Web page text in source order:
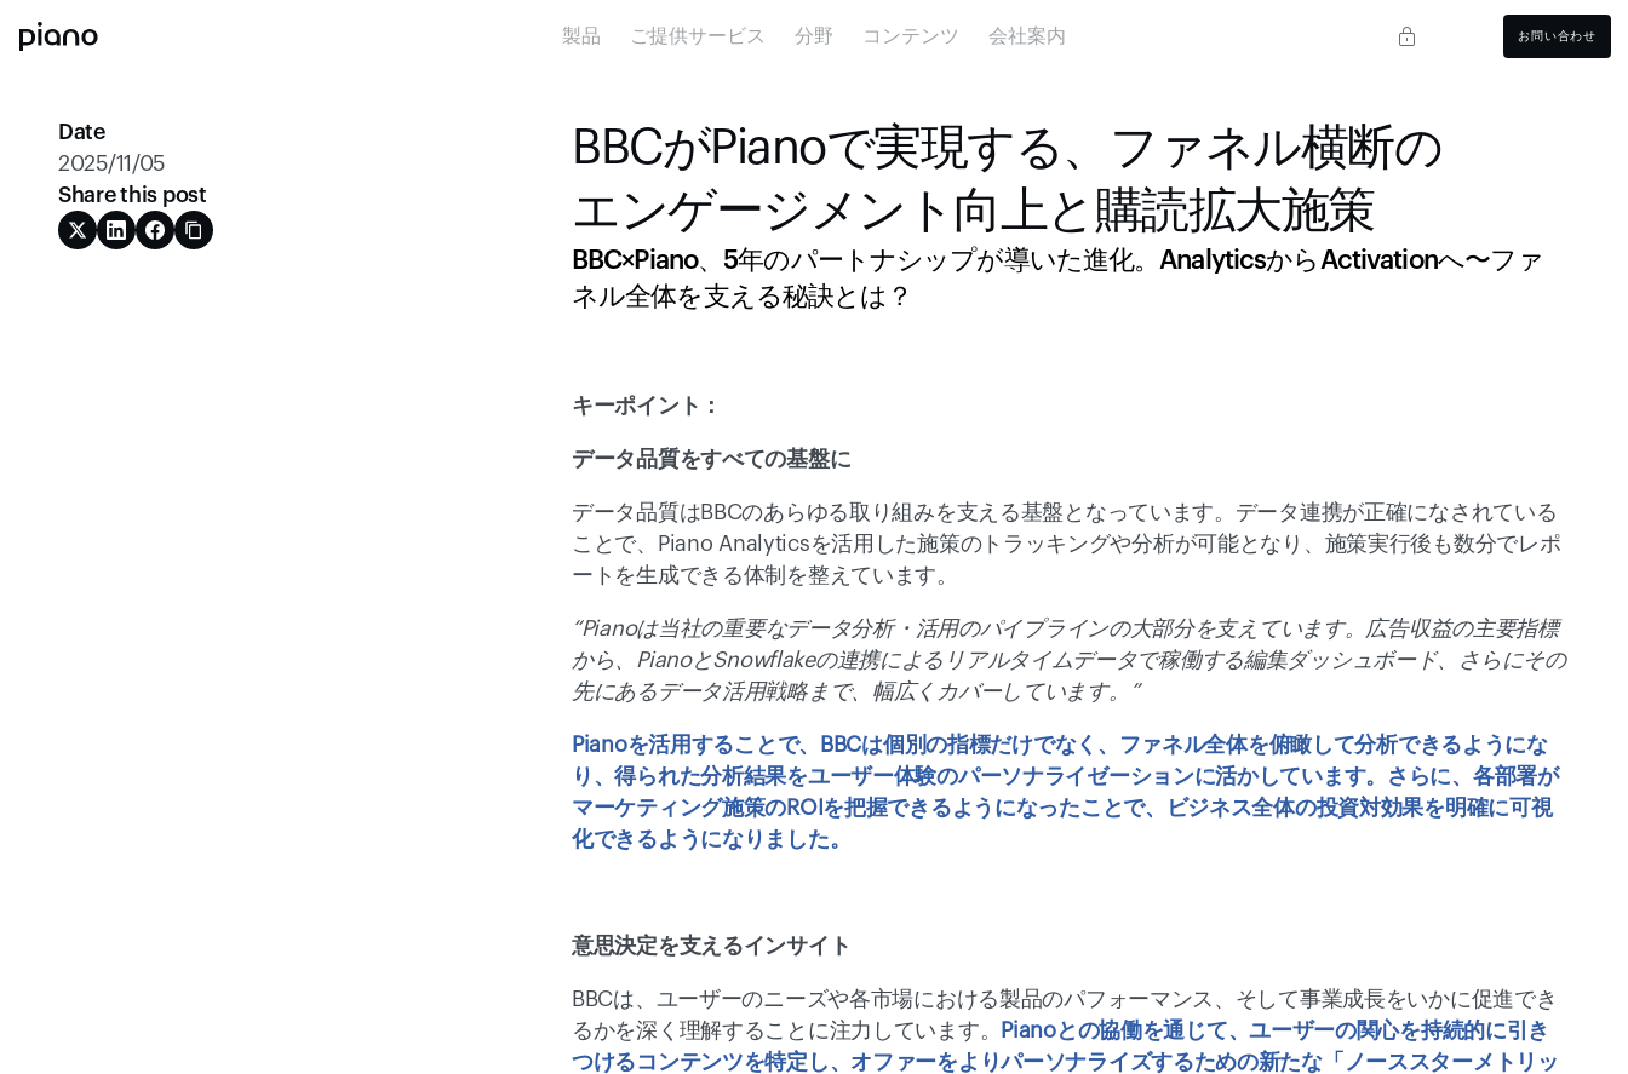
製品 ご提供サービス 分野 コンテンツ 会社案内 お問い合わせ
Date
2025/11/05
Share this post
BBCがPianoで実現する、ファネル横断の
エンゲージメント向上と購読拡大施策
BBC×Piano、5年のパートナシップが導いた進化。AnalyticsからActivationへ〜ファ
ネル全体を支える秘訣とは？
キーポイント：
データ品質をすべての基盤に
データ品質はBBCのあらゆる取り組みを支える基盤となっています。データ連携が正確になされている
ことで、Piano Analyticsを活用した施策のトラッキングや分析が可能となり、施策実行後も数分でレポ
ートを生成できる体制を整えています。
“Pianoは当社の重要なデータ分析・活用のパイプラインの大部分を支えています。広告収益の主要指標
から、PianoとSnowflakeの連携によるリアルタイムデータで稼働する編集ダッシュボード、さらにその
先にあるデータ活用戦略まで、幅広くカバーしています。”
Pianoを活用することで、BBCは個別の指標だけでなく、ファネル全体を俯瞰して分析できるようにな
り、得られた分析結果をユーザー体験のパーソナライゼーションに活かしています。さらに、各部署が
マーケティング施策のROIを把握できるようになったことで、ビジネス全体の投資対効果を明確に可視
化できるようになりました。
意思決定を支えるインサイト
BBCは、ユーザーのニーズや各市場における製品のパフォーマンス、そして事業成長をいかに促進でき
るかを深く理解することに注力しています。
Pianoとの協働を通じて、ユーザーの関心を持続的に引き
つけるコンテンツを特定し、オファーをよりパーソナライズするための新たな「ノーススターメトリッ